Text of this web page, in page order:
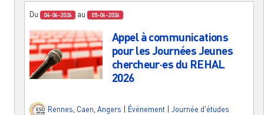
Du 04-06-2026 au 05-06-2026
Appel à communications
pour les Journées Jeunes
chercheur·es du REHAL
2026
Rennes, Caen, Angers Événement Journée d'études